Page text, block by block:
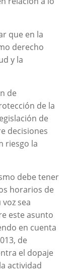
que en la
derecho
y la
de
de la
de
decisiones
riesgo la
debe tener
horarios de
sea
este asunto
en cuenta
de
el dopaje
actividad